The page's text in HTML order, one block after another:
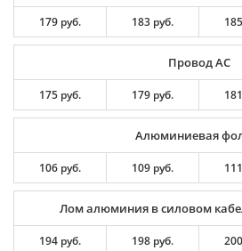
179 руб. 183 руб.
Провод АС
175 руб. 179 руб.
Алюминиевая
106 руб. 109 руб.
Лом алюминия в силовом
194 руб. 198 руб.